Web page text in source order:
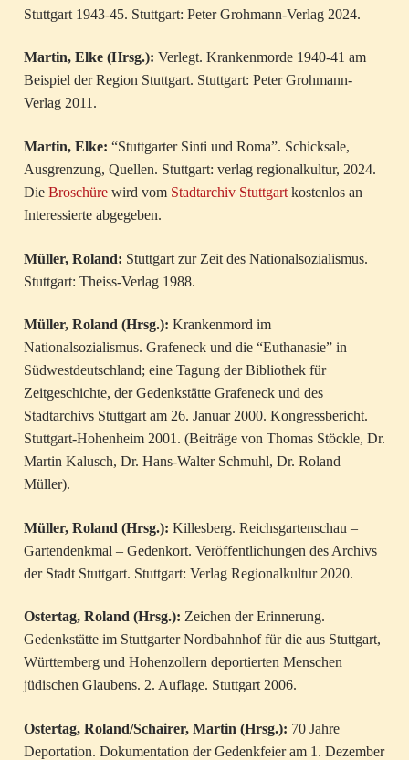
Stuttgart 1943-45. Stuttgart: Peter Grohmann-Verlag 2024.
Martin, Elke (Hrsg.): Verlegt. Krankenmorde 1940-41 am
Beispiel der Region Stuttgart. Stuttgart: Peter Grohmann-
Verlag 2011.
Martin, Elke: “Stuttgarter Sinti und Roma”. Schicksale,
Ausgrenzung, Quellen. Stuttgart: verlag regionalkultur, 2024.
Die Broschüre wird vom Stadtarchiv Stuttgart kostenlos an
Interessierte abgegeben.
Müller, Roland: Stuttgart zur Zeit des Nationalsozialismus.
Stuttgart: Theiss-Verlag 1988.
Müller, Roland (Hrsg.): Krankenmord im
Nationalsozialismus. Grafeneck und die “Euthanasie” in
Südwestdeutschland; eine Tagung der Bibliothek für
Zeitgeschichte, der Gedenkstätte Grafeneck und des
Stadtarchivs Stuttgart am 26. Januar 2000. Kongressbericht.
Stuttgart-Hohenheim 2001. (Beiträge von Thomas Stöckle, Dr.
Martin Kalusch, Dr. Hans-Walter Schmuhl, Dr. Roland
Müller).
Müller, Roland (Hrsg.): Killesberg. Reichsgartenschau –
Gartendenkmal – Gedenkort. Veröffentlichungen des Archivs
der Stadt Stuttgart. Stuttgart: Verlag Regionalkultur 2020.
Ostertag, Roland (Hrsg.): Zeichen der Erinnerung.
Gedenkstätte im Stuttgarter Nordbahnhof für die aus Stuttgart,
Württemberg und Hohenzollern deportierten Menschen
jüdischen Glaubens. 2. Auflage. Stuttgart 2006.
Ostertag, Roland/Schairer, Martin (Hrsg.): 70 Jahre
Deportation. Dokumentation der Gedenkfeier am 1. Dezember